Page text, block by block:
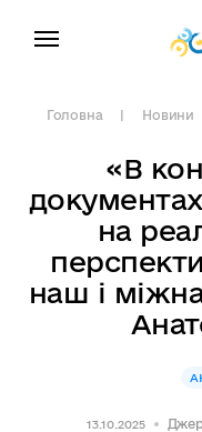
Головна Новини
«В
на
наш і
13.10.2025